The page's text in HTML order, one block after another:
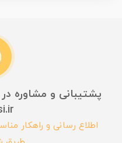
پشتیبانی و مشاوره
اطلاع رسانی و راهکار